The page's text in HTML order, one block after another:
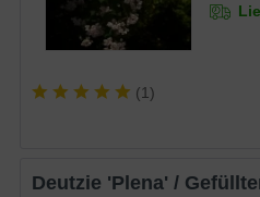
(1)
Deutzie 'Plena' / Gefüllter